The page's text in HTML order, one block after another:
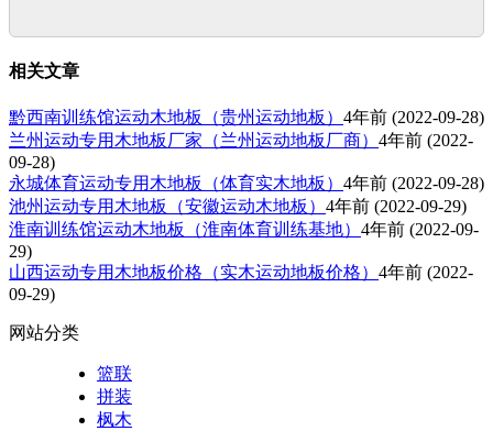
相关文章
黔西南训练馆运动木地板（贵州运动地板） 4年前 (2022-09-28)
兰州运动专用木地板厂家（兰州运动地板厂商） 4年前 (2022-
09-28)
永城体育运动专用木地板（体育实木地板） 4年前 (2022-09-28)
池州运动专用木地板（安徽运动木地板） 4年前 (2022-09-29)
淮南训练馆运动木地板（淮南体育训练基地） 4年前 (2022-09-
29)
山西运动专用木地板价格（实木运动地板价格） 4年前 (2022-
09-29)
网站分类
篮联
拼装
枫木